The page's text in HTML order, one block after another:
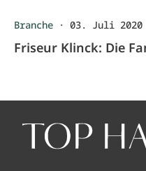
Branche · 03. Juli 2020
Friseur Klinck: Die